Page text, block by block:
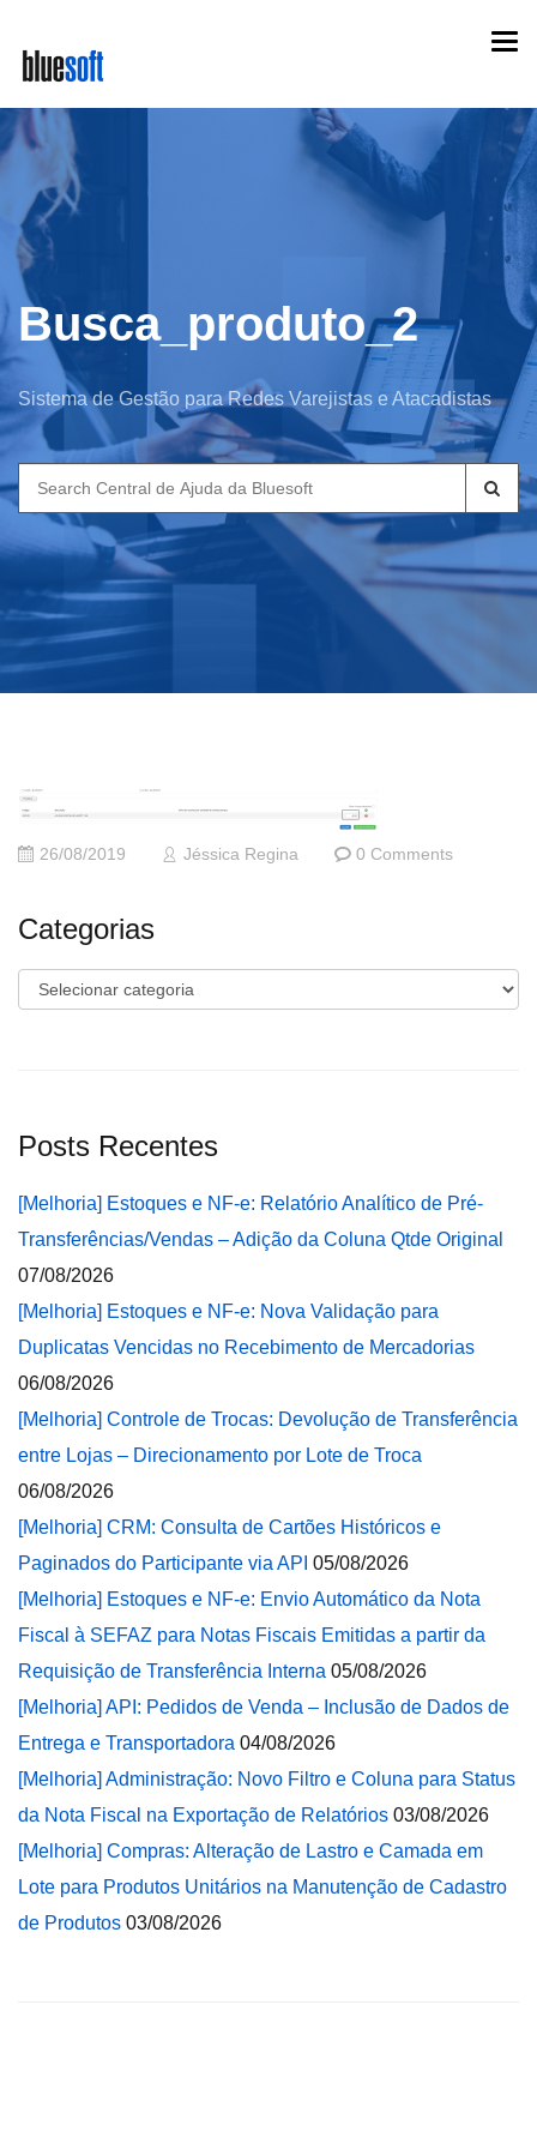
main
content
Busca_produto_2
Sistema de Gestão para Redes Varejistas e Atacadistas
Search
for:
26/08/2019 Jéssica Regina 0 Comments
Categorias
Categorias
Posts Recentes
[Melhoria] Estoques e NF-e: Relatório Analítico de Pré-
Transferências/Vendas – Adição da Coluna Qtde Original
07/08/2026
[Melhoria] Estoques e NF-e: Nova Validação para
Duplicatas Vencidas no Recebimento de Mercadorias
06/08/2026
[Melhoria] Controle de Trocas: Devolução de Transferência
entre Lojas – Direcionamento por Lote de Troca
06/08/2026
[Melhoria] CRM: Consulta de Cartões Históricos e
Paginados do Participante via API 05/08/2026
[Melhoria] Estoques e NF-e: Envio Automático da Nota
Fiscal à SEFAZ para Notas Fiscais Emitidas a partir da
Requisição de Transferência Interna 05/08/2026
[Melhoria] API: Pedidos de Venda – Inclusão de Dados de
Entrega e Transportadora 04/08/2026
[Melhoria] Administração: Novo Filtro e Coluna para Status
da Nota Fiscal na Exportação de Relatórios 03/08/2026
[Melhoria] Compras: Alteração de Lastro e Camada em
Lote para Produtos Unitários na Manutenção de Cadastro
de Produtos 03/08/2026